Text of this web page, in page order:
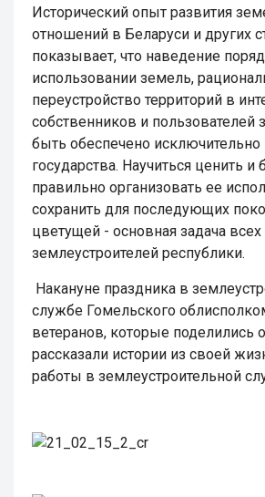
Исторический опыт развития
отношений в Беларуси и других
показывает, что наведение
использовании земель,
переустройство территорий в
собственников и
быть обеспечено
государства. Научиться ценить
правильно организовать ее
сохранить для последующих
цветущей - основная задача всех
землеустроителей республики.
Накануне праздника в
службе Гомельского
ветеранов, которые поделились
рассказали истории из своей
работы в землеустроительной